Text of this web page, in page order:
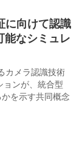
に向けて認識
能なシミュレ
カメラ認識技術
ョンが、統合型
を示す共同概念